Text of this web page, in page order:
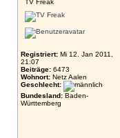
TV Freak
Registriert: Mi 12. Jan 2011,
21:07
Beiträge: 6473
Wohnort: Netz Aalen
Geschlecht:
Bundesland: Baden-
Württemberg